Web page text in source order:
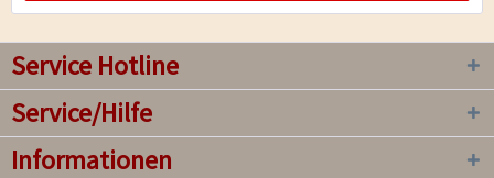
Service Hotline
Service/Hilfe
Informationen